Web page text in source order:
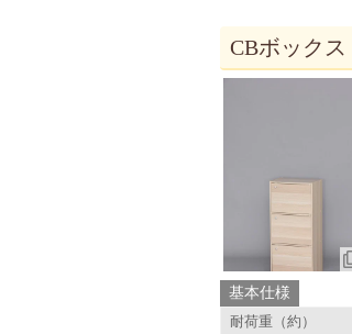
CBボック
基本仕様
耐荷重（約）